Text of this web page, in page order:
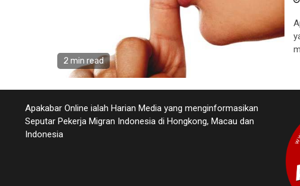
2 min read
Apakabar Online ialah Harian Media yang menginformasikan
Seputar Pekerja Migran Indonesia di Hongkong, Macau dan
Indonesia